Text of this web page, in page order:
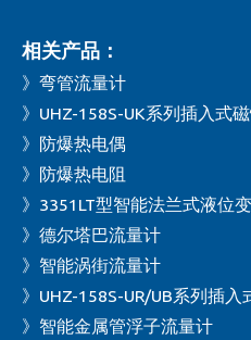
相关产品：
》弯管流量计
》UHZ-158S-UK系列插入式
》防爆热电偶
》防爆热电阻
》3351LT型智能法兰式液位
》德尔塔巴流量计
》智能涡街流量计
》UHZ-158S-UR/UB系列插
》智能金属管浮子流量计